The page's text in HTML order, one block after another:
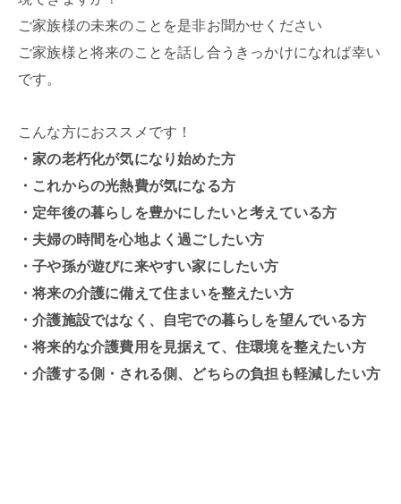
ご家族様の未来のことを是非お聞かせください
ご家族様と将来のことを話し合うきっかけになれば幸い
です。
こんな方におススメです！
・家の老朽化が気になり始めた方
・これからの光熱費が気になる方
・定年後の暮らしを豊かにしたいと考えている方
・夫婦の時間を心地よく過ごしたい方
・子や孫が遊びに来やすい家にしたい方
・将来の介護に備えて住まいを整えたい方
・介護施設ではなく、自宅での暮らしを望んでいる方
・将来的な介護費用を見据えて、住環境を整えたい方
・介護する側・される側、どちらの負担も軽減したい方